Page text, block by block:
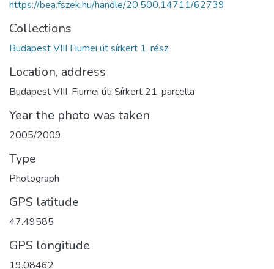
https://bea.fszek.hu/handle/20.500.14711/62739
Collections
Budapest VIII Fiumei út sírkert 1. rész
Location, address
Budapest VIII. Fiumei úti Sírkert 21. parcella
Year the photo was taken
2005/2009
Type
Photograph
GPS latitude
47.49585
GPS longitude
19.08462